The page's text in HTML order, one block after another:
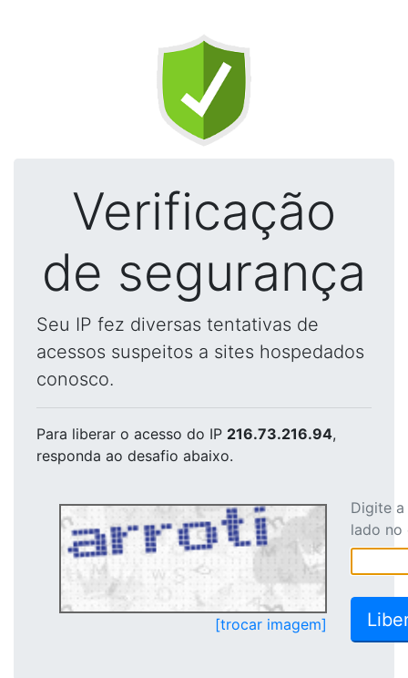
Verificação
de segurança
Seu IP fez diversas tentativas de
acessos suspeitos a sites hospedados
conosco.
Para liberar o acesso do IP 216.73.216.94,
responda ao desafio abaixo.
[trocar imagem]
Digite
lado no